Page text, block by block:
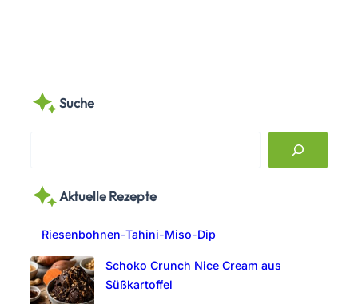
Suche
r
Aktuelle Rezepte
Riesenbohnen-Tahini-Miso-Dip
Schoko Crunch Nice Cream aus
Süßkartoffel